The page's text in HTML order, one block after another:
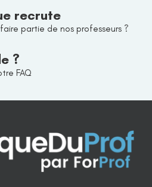
recrute
partie de nos professeurs ?
?
FAQ